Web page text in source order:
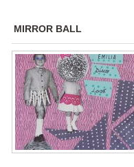
MIRROR BALL